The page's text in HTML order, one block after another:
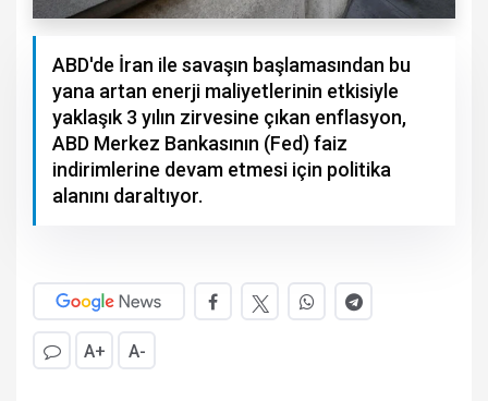
ABD'de İran ile savaşın başlamasından bu
yana artan enerji maliyetlerinin etkisiyle
yaklaşık 3 yılın zirvesine çıkan enflasyon,
ABD Merkez Bankasının (Fed) faiz
indirimlerine devam etmesi için politika
alanını daraltıyor.
A+ A-